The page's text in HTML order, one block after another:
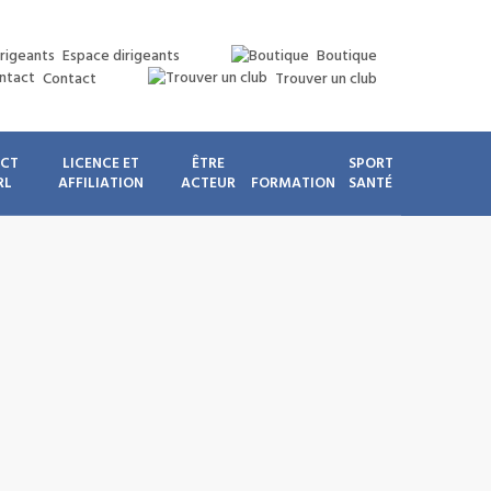
Espace dirigeants
Boutique
Contact
Trouver un club
LICENCE ET
AFFILIATION
ÊTRE
ACTEUR
FORMATION
SPORT
SANTÉ